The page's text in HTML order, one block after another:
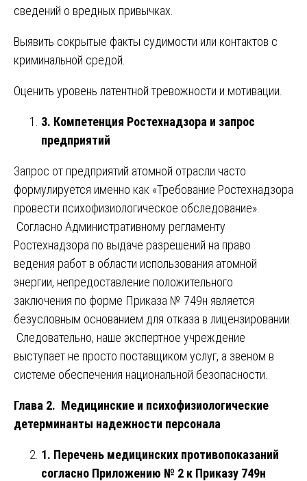
сведений о вредных привычках.
Выявить сокрытые факты судимости или контактов с
криминальной средой.
Оценить уровень латентной тревожности и мотивации.
3. Компетенция Ростехнадзора и запрос
предприятий
Запрос от предприятий атомной отрасли часто
формулируется именно как «Требование Ростехнадзора
провести психофизиологическое обследование».
Согласно Административному регламенту
Ростехнадзора по выдаче разрешений на право
ведения работ в области использования атомной
энергии, непредоставление положительного
заключения по форме Приказа № 749н является
безусловным основанием для отказа в лицензировании.
Следовательно, наше экспертное учреждение
выступает не просто поставщиком услуг, а звеном в
системе обеспечения национальной безопасности.
Глава 2. Медицинские и психофизиологические
детерминанты надежности персонала
1. Перечень медицинских противопоказаний
согласно Приложению № 2 к Приказу 749н